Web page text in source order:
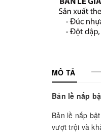
MÔ TẢ
Bản lề nắp
Bản lề nắp
vượt trội và